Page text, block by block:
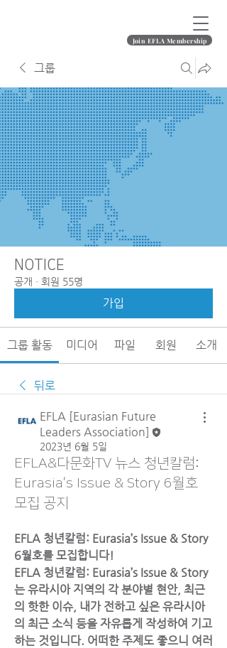
Join EFLA Membership
그룹
NOTICE
공개 · 회원 55명
가입
그룹 활동 미디어 파일 회원 소개
뒤로
EFLA [Eurasian Future
Leaders Association]
2023년 6월 5일
EFLA&다문화TV 뉴스 청년칼럼:
Eurasia’s Issue & Story 6월호
모집 공지
EFLA 청년칼럼: Eurasia’s Issue & Story
6월호를 모집합니다!
EFLA 청년칼럼: Eurasia’s Issue & Story
는 유라시아 지역의 각 분야별 현안, 최근
의 핫한 이슈, 내가 전하고 싶은 유라시아
의 최근 소식 등을 자유롭게 작성하여 기고
하는 것입니다. 어떠한 주제도 좋으니 여러